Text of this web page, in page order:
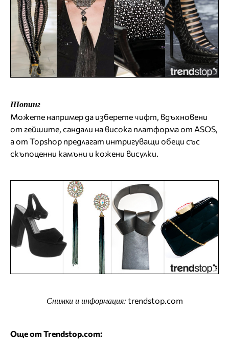
Шопинг
Можете например да изберете чифт, вдъхновени
от гейшите, сандали на висока платформа от ASOS,
а от Topshop предлагат интригуващи обеци със
скъпоценни камъни и кожени висулки.
Снимки и информация: trendstop.com
Още от Trendstop.com: